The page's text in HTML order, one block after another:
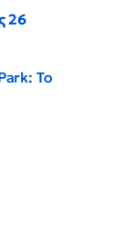
26
Το